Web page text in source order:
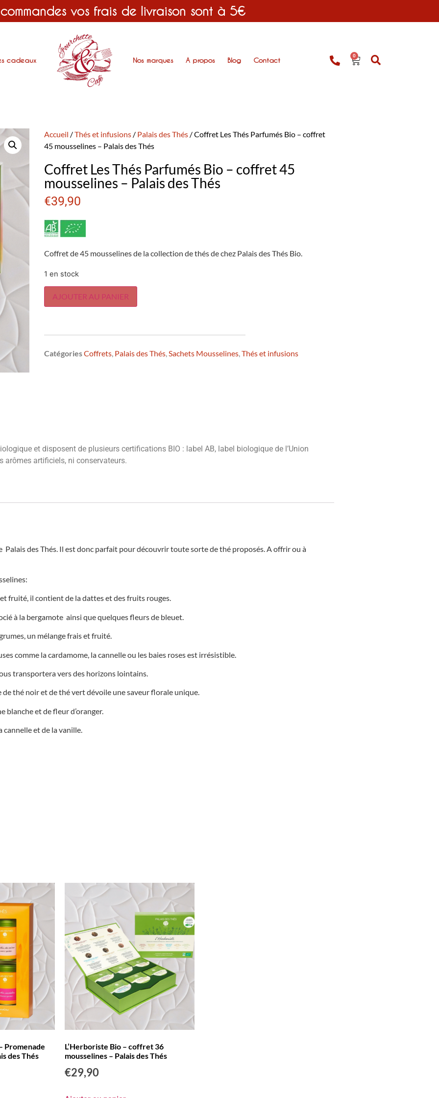
vos frais de livraison sont à 5€
cadeaux Nos marques A propos Blog Contact
0
Accueil /Thés et infusions / Palais des Thés / Coffret Les Thés Parfumés Bio – coffret
45 mousselines – Palais des Thés
Coffret Les Thés Parfumés Bio – coffret 45
mousselines – Palais des Thés
€39,90
Coffret de 45 mousselines de la collection de thés de chez Palais des Thés Bio.
1 en stock
AJOUTER AU PANIER
CatégoriesCoffrets, Palais des Thés,Sachets Mousselines,Thés et infusions
et disposent de plusieurs certifications BIO : label AB, label biologique de l’Union
arômes artificiels, ni conservateurs.
Palais des Thés. Il est donc parfait pour découvrir toute sorte de thé proposés. A offrir ou à
fruité, il contient de la dattes et des fruits rouges.
à la bergamote ainsi que quelques fleurs de bleuet.
un mélange frais et fruité.
comme la cardamome, la cannelle ou les baies roses est irrésistible.
transportera vers des horizons lointains.
de thé noir et de thé vert dévoile une saveur florale unique.
blanche et de fleur d’oranger.
cannelle et de la vanille.
Promenade
des Thés
L’Herboriste Bio – coffret 36
mousselines – Palais des Thés
€29,90